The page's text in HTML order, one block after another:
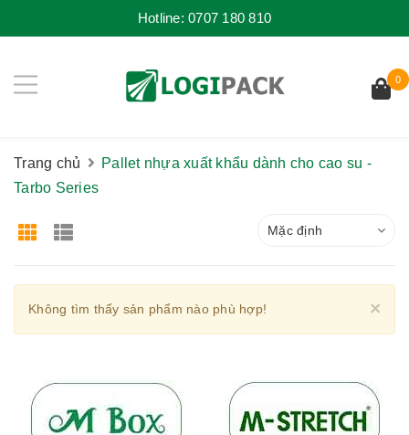
Hotline:0707 180 810
0
Trang chủ
Pallet nhựa xuất khẩu dành cho cao su -
Tarbo Series
Mặc định
×
Không tìm thấy sản phẩm nào phù hợp!